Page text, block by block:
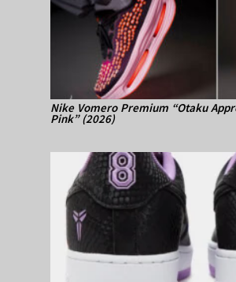
Nike Vomero Premium “Otaku
Pink” (2026)